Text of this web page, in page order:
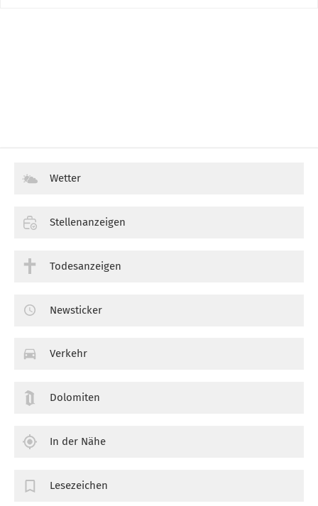
Wetter
Stellenanzeigen
Todesanzeigen
Newsticker
Verkehr
Dolomiten
In der Nähe
Lesezeichen